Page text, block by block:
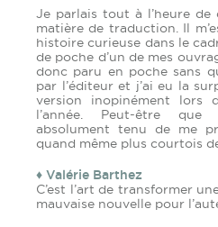
Je parlais tout à l’heure de
matière de traduction. Il
histoire curieuse dans le
de poche d’un de mes
donc paru en poche sans
par l’éditeur et j’ai eu la
version inopinément lors
l’année. Peut-être que
absolument tenu de me
quand même plus courtois
♦ Valérie Barthez
C’est l’art de transformer
mauvaise nouvelle pour